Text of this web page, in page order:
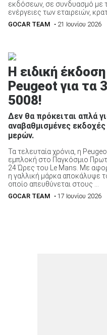
εκδόσεων, σε συνδυασμό με
ενέργειες των εταιρειών,
GOCAR TEAM • 21 Ιουνίου 2026
Η ειδική
Peugeot για τα
5008!
Δεν θα πρόκειται απλά
αναβαθμισμένες
μερών.
Τα τελευταία χρόνια, η
εμπλοκή στο Παγκόσμιο
24 Ώρες του Le Mans. Με
η γαλλική μάρκα αποκάλυψε
οποίο απευθύνεται στους ...
GOCAR TEAM • 17 Ιουνίου 2026